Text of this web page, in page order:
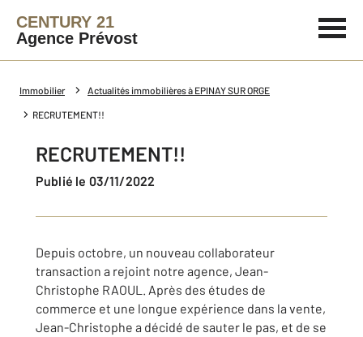
CENTURY 21
Agence Prévost
Immobilier Actualités immobilières à EPINAY SUR ORGE
RECRUTEMENT!!
RECRUTEMENT!!
Publié le 03/11/2022
Depuis octobre, un nouveau collaborateur
transaction a rejoint notre agence, Jean-
Christophe RAOUL. Après des études de
commerce et une longue expérience dans la vente,
Jean-Christophe a décidé de sauter le pas, et de se